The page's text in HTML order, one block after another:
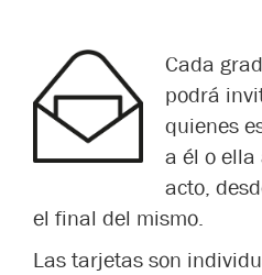
Cada
podrá
quienes
a él o ella
acto,
el final del mismo.
Las tarjetas son